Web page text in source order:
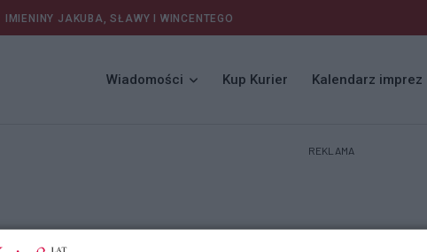
IMIENINY JAKUBA, SŁAWY I WINCENTEGO
Wiadomości Kup Kurier Kalendarz imprez
REKLAMA